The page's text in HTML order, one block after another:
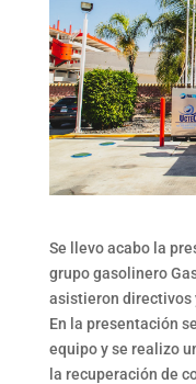
Se llevo acabo la
grupo gasolinero
asistieron directivos
En la presentación
equipo y se realizo
la recuperación de